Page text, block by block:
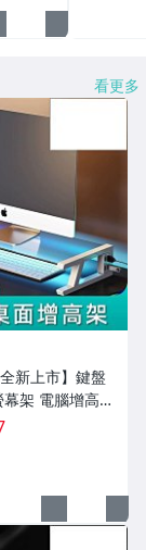
看更多
新上市】鍵盤
架 電腦增高架
腦架
收納架 臺式